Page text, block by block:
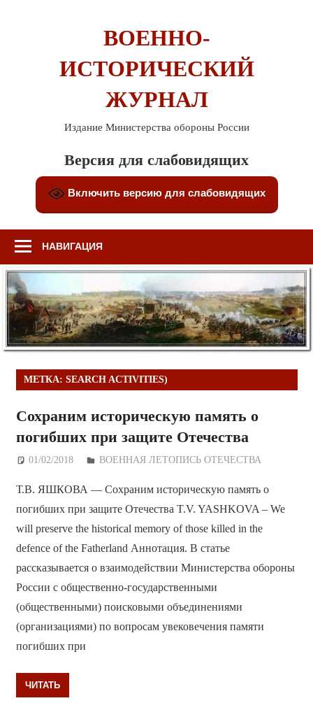
ВОЕННО-
ИСТОРИЧЕСКИЙ
ЖУРНАЛ
Издание Министерства обороны России
Версия для слабовидящих
Включить версию для слабовидящих
НАВИГАЦИЯ
МЕТКА: SEARCH ACTIVITIES)
Сохраним историческую память о
погибших при защите Отечества
01/02/2018 Дежурный по Редакции
ВОЕННАЯ ЛЕТОПИСЬ ОТЕЧЕСТВА
Т.В. ЯШКОВА — Сохраним историческую память о
погибших при защите Отечества T.V. YASHKOVA – We
will preserve the historical memory of those killed in the
defence of the Fatherland Аннотация. В статье
рассказывается о взаимодействии Министерства обороны
России с общественно-государственными
(общественными) поисковыми объединениями
(организациями) по вопросам увековечения памяти
погибших при
ЧИТАТЬ